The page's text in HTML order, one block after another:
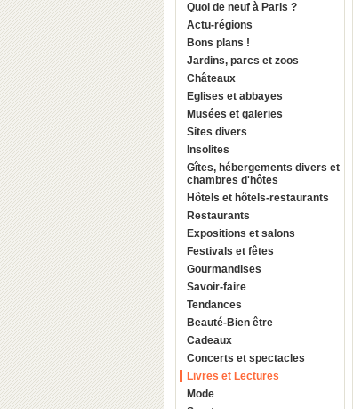
Quoi de neuf à Paris ?
Actu-régions
Bons plans !
Jardins, parcs et zoos
Châteaux
Eglises et abbayes
Musées et galeries
Sites divers
Insolites
Gîtes, hébergements divers et
chambres d'hôtes
Hôtels et hôtels-restaurants
Restaurants
Expositions et salons
Festivals et fêtes
Gourmandises
Savoir-faire
Tendances
Beauté-Bien être
Cadeaux
Concerts et spectacles
Livres et Lectures
Mode